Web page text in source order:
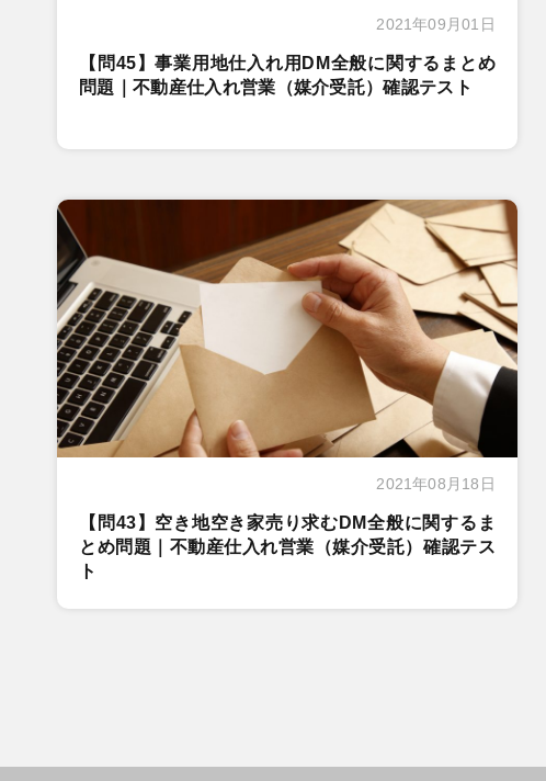
2021年09月01日
【問45】事業用地仕入れ用DM全般に関するまとめ
問題｜不動産仕入れ営業（媒介受託）確認テスト
2021年08月18日
【問43】空き地空き家売り求むDM全般に関するま
とめ問題｜不動産仕入れ営業（媒介受託）確認テス
ト